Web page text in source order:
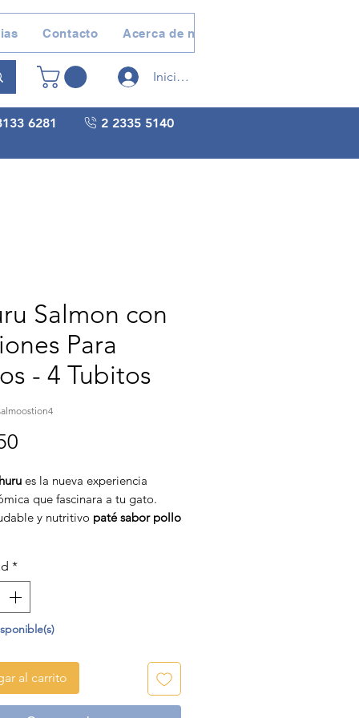
Contacto Acerca de nosotros
Iniciar sesión
2 2335 5140
6281
Salmon con
Para
- 4 Tubitos
es la nueva experiencia
que fascinara a tu gato.
y nutritivo paté sabor pollo
ingredientes naturales
y colorantes
prometen convertirse en la
de tu gato.
*
al carrito